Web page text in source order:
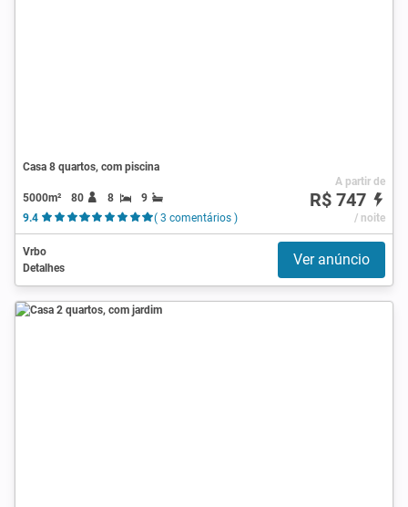
Casa 8 quartos, com piscina
5000m² 80 8
9
9.4
( 3 comentários )
A partir de
R$ 747
/ noite
Vrbo
Detalhes
Ver anúncio